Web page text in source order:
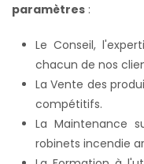
paramètres :
Le Conseil,
chacun de nos
La Vente des
compétitifs.
La Maintenance
robinets incendie